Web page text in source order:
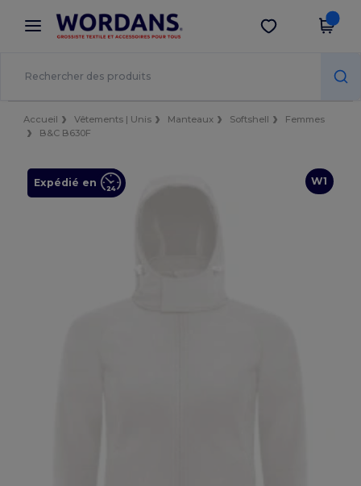
× Appli Wordans
Meilleurs prix sur l’app !
Obtenir l'appli
Accueil Vêtements | Unis Manteaux Softshell
Femmes
B&C B630F
W1
Expédié en